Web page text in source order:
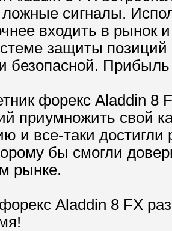
ложные сигналы.
входить в
защиты позиций
безопасной. Прибыль
форекс Aladdin 8
приумножить свой
и все-таки достигли
бы смогли
рынке.
Aladdin 8 FX